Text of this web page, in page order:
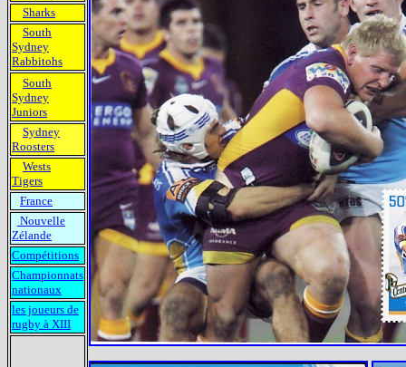
Sharks
South
Sydney
Rabbitohs
South
Sydney
Juniors
Sydney
Roosters
Wests
Tigers
France
Nouvelle
Zélande
Compétitions
Championnats
nationaux
les joueurs de
rugby à XIII